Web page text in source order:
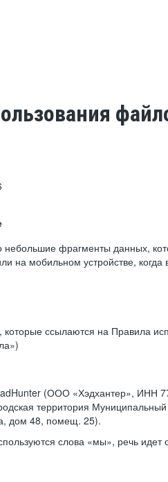
фрагменты данных,
на мобильном устройстве,
которые ссылаются на Правила
(ООО «Хэдхантер», ИНН
территория Муниципальный
дом 48, помещ. 25).
слова «мы», речь